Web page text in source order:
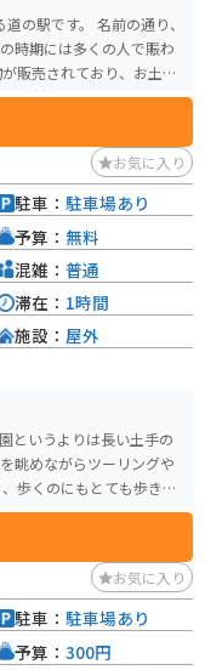
名前の通り、
時期には多くの人で賑わ
販売されており、お土産
食材をふんだんに使った
たスイーツは絶品なの
広がっており、ツーリン
の里 よしみから少し足を
あります。
お気に入り
というよりは長い土手の
眺めながらツーリングや
歩くのにもとても歩きや
。
駐車： 駐車場あり
予算： 無料
混雑： 普通
滞在： 1時間
施設： 屋外
お気に入り
駐車： 駐車場あり
予算： 300円